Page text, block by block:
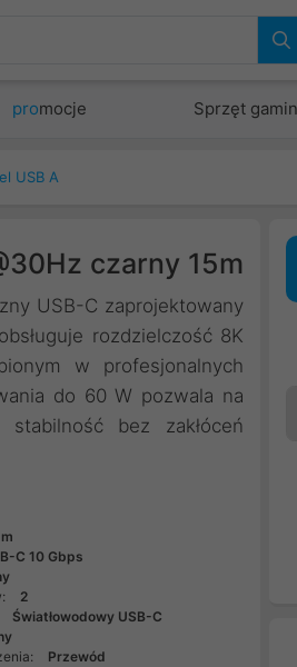
promocje Sprzęt
USB A
czarny 15m
USB-C zaprojektowany
rozdzielczość 8K
w profesjonalnych
do 60 W pozwala na
bez zakłóceń
C 10 Gbps
2
Światłowodowy USB-C
Przewód